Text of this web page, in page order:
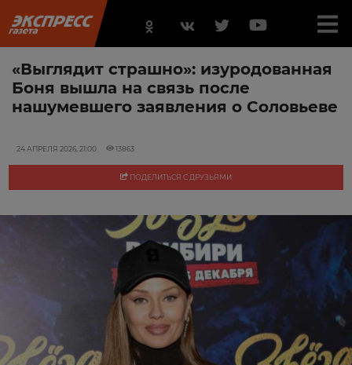
«Выглядит страшно»: изуродованная
Боня вышла на связь после
нашумевшего заявления о Соловьеве
24 АПРЕЛЯ 2026, 21:00 13863
ПОДЕЛИТЬСЯ С ДРУЗЬЯМИ